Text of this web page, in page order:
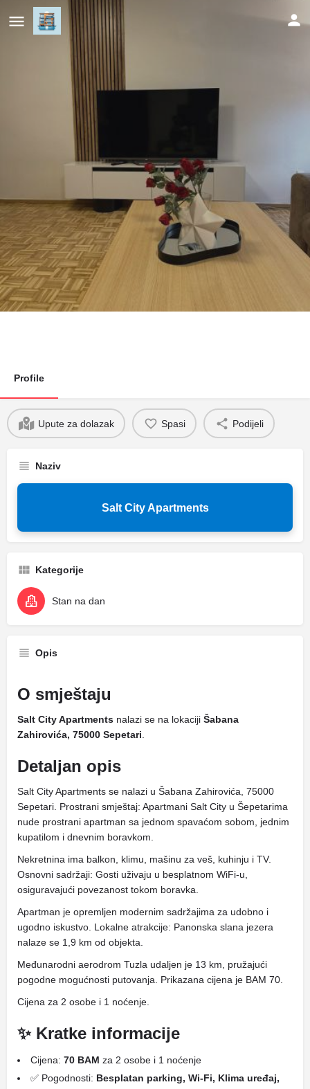
Salt City Apartments
Profile
Upute za dolazak Spasi Podijeli
Naziv
Salt City Apartments
Kategorije
Stan na dan
Opis
O smještaju
Salt City Apartments nalazi se na lokaciji Šabana
Zahirovića, 75000 Sepetari
Detaljan opis
Salt City Apartments se nalazi u Šabana Zahirovića, 75000
Sepetari. Prostrani smještaj: Apartmani Salt City u Šepetarima
nude prostrani apartman sa jednom spavaćom sobom, jednim
kupatilom i dnevnim boravkom.
Nekretnina ima balkon, klimu, mašinu za veš, kuhinju i TV.
Osnovni sadržaji: Gosti uživaju u besplatnom WiFi-u,
osiguravajući povezanost tokom boravka.
Apartman je opremljen modernim sadržajima za udobno i
ugodno iskustvo. Lokalne atrakcije: Panonska slana jezera
nalaze se 1,9 km od objekta.
Međunarodni aerodrom Tuzla udaljen je 13 km, pružajući
pogodne mogućnosti putovanja. Prikazana cijena je BAM 70.
Cijena za 2 osobe i 1 noćenje.
✨ Kratke informacije
Cijena: 70 BAM za 2 osobe i 1 noćenje
✅ Pogodnosti: Besplatan parking, Wi-Fi, Klima uređaj,